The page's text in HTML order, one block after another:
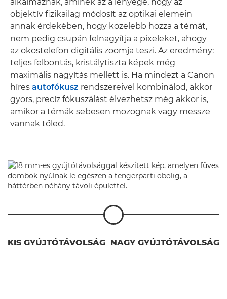
objektív fizikailag módosít az optikai elemein
annak érdekében, hogy közelebb hozza a témát,
nem pedig csupán felnagyítja a pixeleket, ahogy
az okostelefon digitális zoomja teszi. Az eredmény:
teljes felbontás, kristálytiszta képek még
maximális nagyítás mellett is. Ha mindezt a Canon
híres autofókusz rendszereivel kombinálod, akkor
gyors, precíz fókuszálást élvezhetsz még akkor is,
amikor a témák sebesen mozognak vagy messze
vannak tőled.
KIS GYÚJTÓTÁVOLSÁG NAGY GYÚJTÓTÁVOLSÁG